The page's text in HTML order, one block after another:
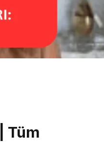
Tüm